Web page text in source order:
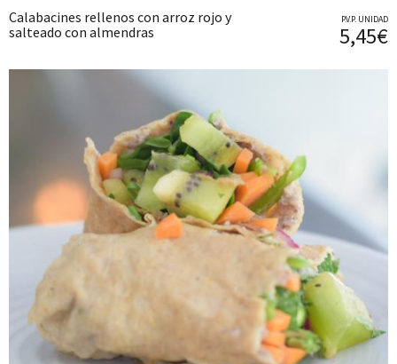
Calabacines rellenos con arroz rojo y
salteado con almendras
P.V.P. UNIDAD
5,45€